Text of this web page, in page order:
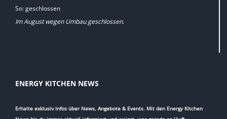
So: geschlossen
Im August wegen Umbau geschlossen.
ENERGY KITCHEN NEWS
Erhalte exklusiv Infos über News, Angebote & Events. Mit den Energy Kitchen